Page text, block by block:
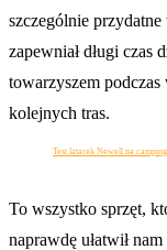
szczególnie
zapewniał długi czas
towarzyszem
kolejnych tras.
Test latarek Newell na
To wszystko sprzęt,
naprawdę ułatwił